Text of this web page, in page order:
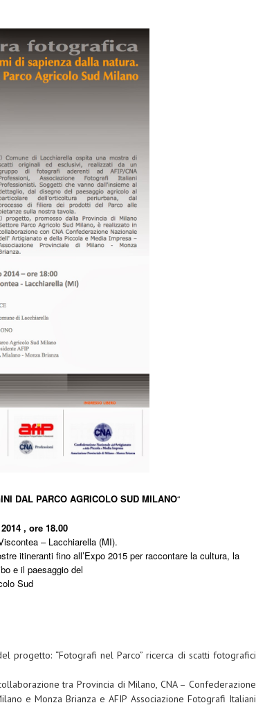
DAL PARCO AGRICOLO SUD MILANO“
, ore 18.00
– Lacchiarella (MI).
itineranti fino all’Expo 2015 per raccontare la cultura, la
e il paesaggio del
Sud
progetto: “Fotografi nel Parco” ricerca di scatti fotografici
tra Provincia di Milano, CNA – Confederazione
e Monza Brianza e AFIP Associazione Fotografi Italiani